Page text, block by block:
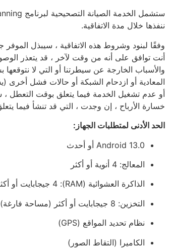
ننفذها خلال مدة الاتفاقية.
أنت توافق على أنه من وقت لآخر ، قد يتعذر
والأسباب الخارجة عن سيطرتنا أو التي لا
المعادية أو ازدحام الشبكة أو حالات فشل أخرى
أو عدم تشغيل الخدمة فيما يتعلق بوقت التعطل ،
خسارة الأرباح ، إن وجدت ، التي قد تنشأ فيما
الحد الأدنى لمتطلبات الجهاز:
Android 13.0 أو أحدث
المعالج: 4 أنوية أو أكثر
الذاكرة العشوائية (RAM): ‏4 جيجابايت أو أكثر
التخزين: ‏8 جيجابايت أو أكثر (مساحة فارغة)
نظام تحديد المواقع (GPS)
الكاميرا (التقاط الصور)